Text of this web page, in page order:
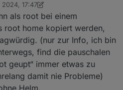
es dann den root überhaupt
nur noch aus technischen
Verwendet wird der
indirekt durch Aufruf via sudo.
Ausgabe von
berechtigte User werden dann
Befehl zum root und fallen
wieder in die user role zurück.
17:47
8. Mai 2024, 19:51
als root bei einem
root home kopiert werden,
(nur zur Info, ich bin
find die pauschalen
geupt“ immer etwas zu
damit nie Probleme)
Helm.